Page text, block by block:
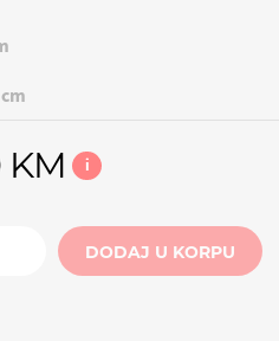
KM i
DODAJ U KORPU